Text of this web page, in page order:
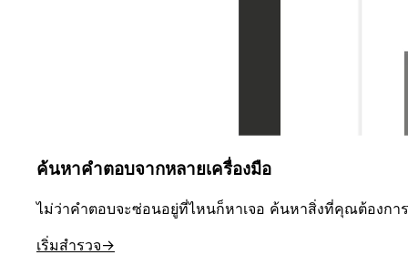
ค้นหาคำตอบจากหลายเครื่องมือ
ไม่ว่าคำตอบจะซ่อนอยู่ที่ไหนก็หาเจอ ค้นหาสิ่งที่คุณต้องกา
เริ่มสำรวจ→